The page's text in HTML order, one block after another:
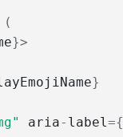
(
}>
}
aria- label ={